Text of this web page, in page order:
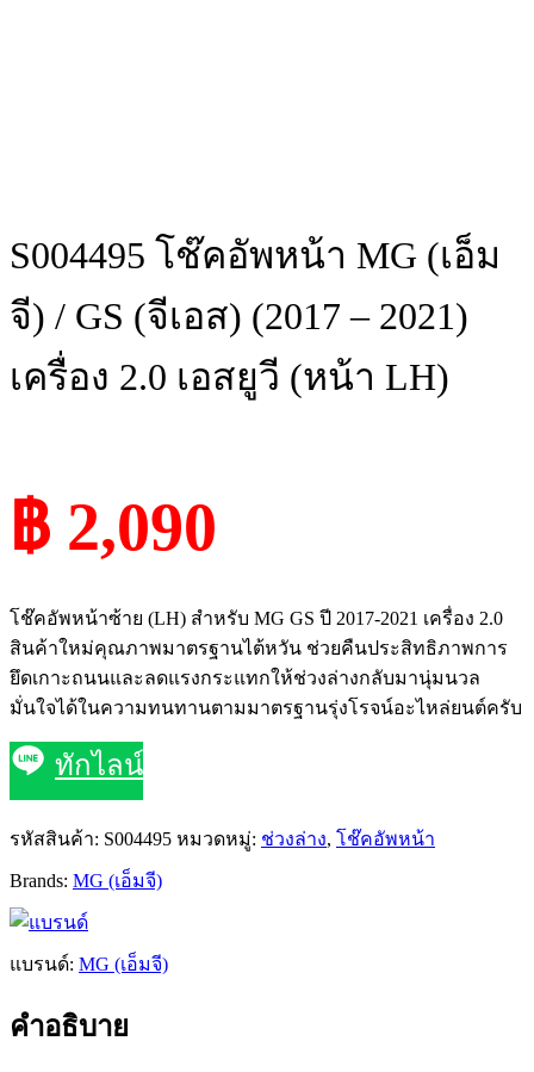
S004495 โช๊คอัพหน้า MG (เอ็ม
จี) / GS (จีเอส) (2017 – 2021)
เครื่อง 2.0 เอสยูวี (หน้า LH)
฿ 2,090
โช๊คอัพหน้าซ้าย (LH) สำหรับ MG GS ปี 2017-2021 เครื่อง 2.0
สินค้าใหม่คุณภาพมาตรฐานไต้หวัน ช่วยคืนประสิทธิภาพการ
ยึดเกาะถนนและลดแรงกระแทกให้ช่วงล่างกลับมานุ่มนวล
มั่นใจได้ในความทนทานตามมาตรฐานรุ่งโรจน์อะไหล่ยนต์ครับ
ทักไลน์
รหัสสินค้า: S004495 หมวดหมู่: ช่วงล่าง, โช๊คอัพหน้า
Brands: MG (เอ็มจี)
แบรนด์: MG (เอ็มจี)
คำอธิบาย